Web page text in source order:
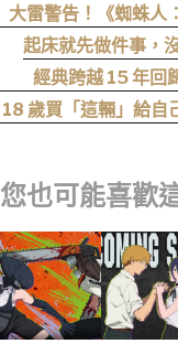
大雷警告！《蜘蛛人
思
起床就先做件事，
經典跨越 15 年回
Remastered》
18 歲買「這輛」給自
您也可能喜歡